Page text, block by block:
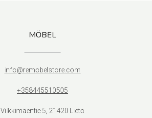
MÖBEL
info@remobelstore.com
+358445510505
Vilkkimäentie 5, 21420 Lieto